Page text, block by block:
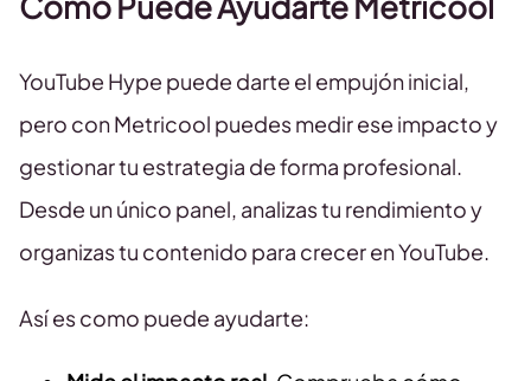
YouTube Hype puede darte el empujón inicial,
pero con Metricool puedes medir ese impacto y
gestionar tu estrategia de forma profesional.
Desde un único panel, analizas tu rendimiento y
organizas tu contenido para crecer en YouTube.
Así es como puede ayudarte: